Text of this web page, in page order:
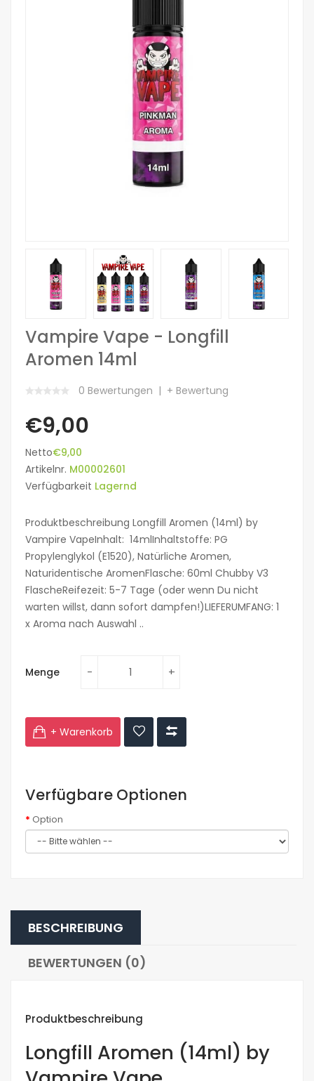
Vampire Vape - Longfill
Aromen 14ml
0 Bewertungen + Bewertung
€9,00
Netto€9,00
Artikelnr. M00002601
Verfügbarkeit Lagernd
Produktbeschreibung Longfill Aromen (14ml) by
Vampire VapeInhalt: 14mlInhaltstoffe: PG
Propylenglykol (E1520), Natürliche Aromen,
Naturidentische AromenFlasche: 60ml Chubby V3
FlascheReifezeit: 5-7 Tage (oder wenn Du nicht
warten willst, dann sofort dampfen!)LIEFERUMFANG: 1
x Aroma nach Auswahl ..
Menge
+ Warenkorb
Verfügbare Optionen
Option
BESCHREIBUNG
BEWERTUNGEN (0)
Produktbeschreibung
Longfill Aromen (14ml) by